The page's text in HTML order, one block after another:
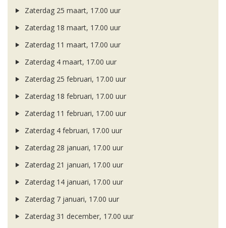
Zaterdag 25 maart, 17.00 uur
Zaterdag 18 maart, 17.00 uur
Zaterdag 11 maart, 17.00 uur
Zaterdag 4 maart, 17.00 uur
Zaterdag 25 februari, 17.00 uur
Zaterdag 18 februari, 17.00 uur
Zaterdag 11 februari, 17.00 uur
Zaterdag 4 februari, 17.00 uur
Zaterdag 28 januari, 17.00 uur
Zaterdag 21 januari, 17.00 uur
Zaterdag 14 januari, 17.00 uur
Zaterdag 7 januari, 17.00 uur
Zaterdag 31 december, 17.00 uur